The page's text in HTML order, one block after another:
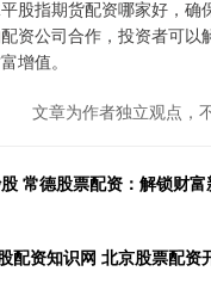
股指期货配资哪家好，确
资公司合作，投资者可以
增值。
文章为作者独立观点，
常德股票配资：解锁财
配资知识网 北京股票配资